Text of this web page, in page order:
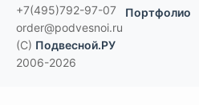
+7(495)792-97-07
order@podvesnoi.ru
(C) Подвесной.РУ
2006-2026
Портфолио